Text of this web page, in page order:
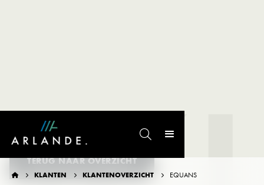

  KLANTEN  KLANTENOVERZICHT  EQUANS
TERUG NAAR OVERZICHT